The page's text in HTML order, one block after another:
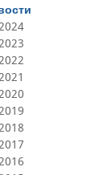
2024
2023
2022
2021
2020
2019
2018
2017
2016